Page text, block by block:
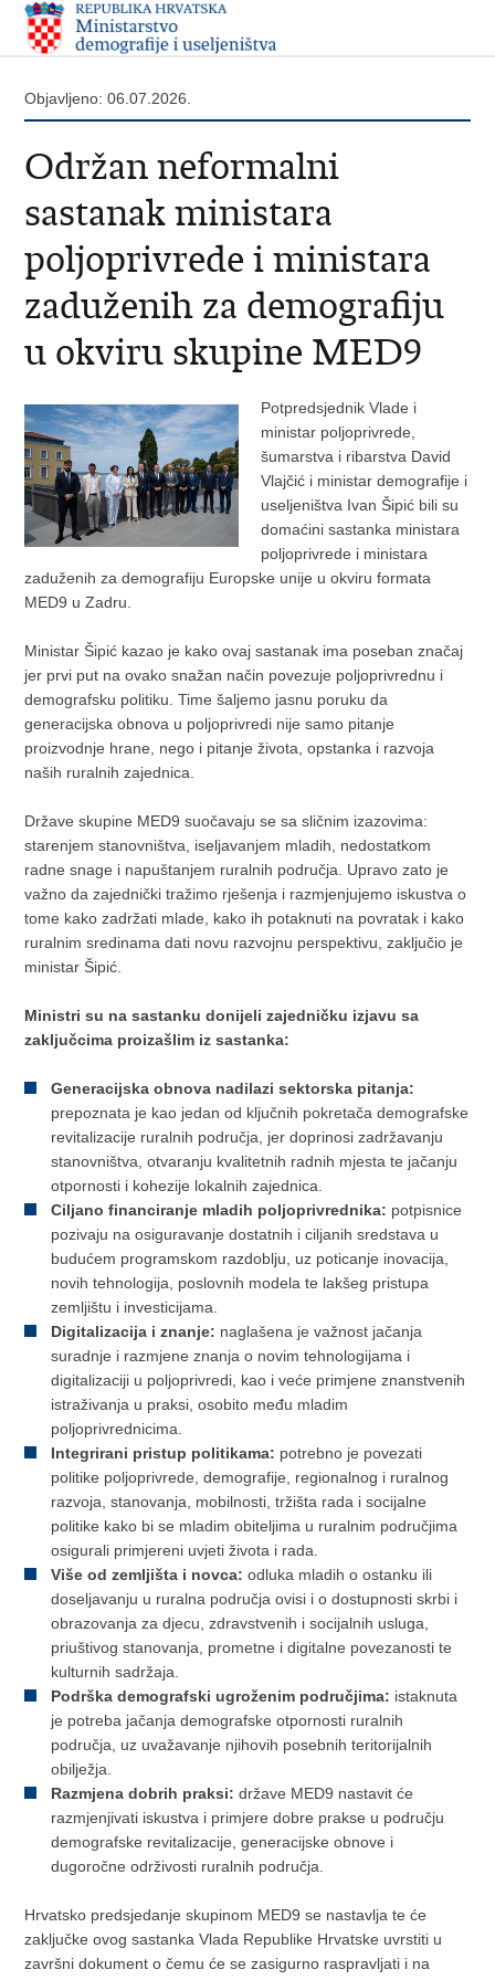
Objavljeno: 06.07.2026.
Održan neformalni
sastanak ministara
poljoprivrede i ministara
zaduženih za demografiju
u okviru skupine MED9
Potpredsjednik Vlade i
ministar poljoprivrede,
šumarstva i ribarstva David
Vlajčić i ministar demografije i
useljeništva Ivan Šipić bili su
domaćini sastanka ministara
poljoprivrede i ministara
zaduženih za demografiju Europske unije u okviru formata
MED9 u Zadru.
Ministar Šipić kazao je kako ovaj sastanak ima poseban značaj
jer prvi put na ovako snažan način povezuje poljoprivrednu i
demografsku politiku. Time šaljemo jasnu poruku da
generacijska obnova u poljoprivredi nije samo pitanje
proizvodnje hrane, nego i pitanje života, opstanka i razvoja
naših ruralnih zajednica.
Države skupine MED9 suočavaju se sa sličnim izazovima:
starenjem stanovništva, iseljavanjem mladih, nedostatkom
radne snage i napuštanjem ruralnih područja. Upravo zato je
važno da zajednički tražimo rješenja i razmjenjujemo iskustva o
tome kako zadržati mlade, kako ih potaknuti na povratak i kako
ruralnim sredinama dati novu razvojnu perspektivu, zaključio je
ministar Šipić.
Ministri su na sastanku donijeli zajedničku izjavu sa
zaključcima proizašlim iz sastanka:
Generacijska obnova nadilazi sektorska pitanja:
prepoznata je kao jedan od ključnih pokretača demografske
revitalizacije ruralnih područja, jer doprinosi zadržavanju
stanovništva, otvaranju kvalitetnih radnih mjesta te jačanju
otpornosti i kohezije lokalnih zajednica.
Ciljano financiranje mladih poljoprivrednika: potpisnice
pozivaju na osiguravanje dostatnih i ciljanih sredstava u
budućem programskom razdoblju, uz poticanje inovacija,
novih tehnologija, poslovnih modela te lakšeg pristupa
zemljištu i investicijama.
Digitalizacija i znanje: naglašena je važnost jačanja
suradnje i razmjene znanja o novim tehnologijama i
digitalizaciji u poljoprivredi, kao i veće primjene znanstvenih
istraživanja u praksi, osobito među mladim
poljoprivrednicima.
Integrirani pristup politikama: potrebno je povezati
politike poljoprivrede, demografije, regionalnog i ruralnog
razvoja, stanovanja, mobilnosti, tržišta rada i socijalne
politike kako bi se mladim obiteljima u ruralnim područjima
osigurali primjereni uvjeti života i rada.
Više od zemljišta i novca:odluka mladih o ostanku ili
doseljavanju u ruralna područja ovisi i o dostupnosti skrbi i
obrazovanja za djecu, zdravstvenih i socijalnih usluga,
priuštivog stanovanja, prometne i digitalne povezanosti te
kulturnih sadržaja.
Podrška demografski ugroženim područjima: istaknuta
je potreba jačanja demografske otpornosti ruralnih
područja, uz uvažavanje njihovih posebnih teritorijalnih
obilježja.
Razmjena dobrih praksi:države MED9 nastavit će
razmjenjivati iskustva i primjere dobre prakse u području
demografske revitalizacije, generacijske obnove i
dugoročne održivosti ruralnih područja.
Hrvatsko predsjedanje skupinom MED9 se nastavlja te će
zaključke ovog sastanka Vlada Republike Hrvatske uvrstiti u
završni dokument o čemu će se zasigurno raspravljati i na